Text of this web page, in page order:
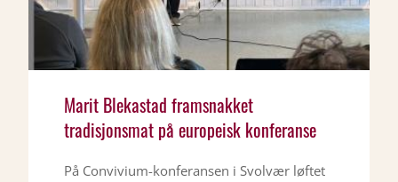
Marit Blekastad framsnakket
tradisjonsmat på europeisk konferanse
På Convivium-konferansen i Svolvær løftet